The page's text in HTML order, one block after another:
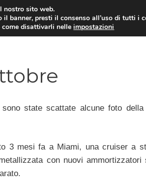
MOTO NEWS
state scattate alcune foto della
3 mesi fa a Miami, una cruiser a
con nuovi ammortizzatori
nostro sito web.
banner, presti il consenso all’uso di tutti i
come disattivarli nelleimpostazioni